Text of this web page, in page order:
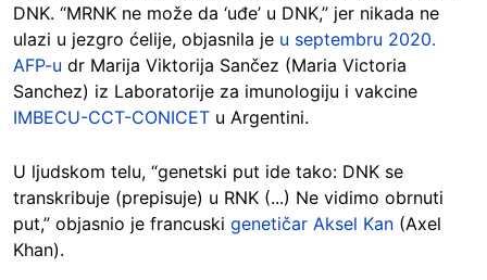
DNK. “​​MRNK ne može da ‘uđe’ u DNK,” jer nikada ne
ulazi u jezgro ćelije, objasnila je u septembru 2020.
AFP-u dr Marija Viktorija Sančez (Maria Victoria
Sanchez) iz Laboratorije za imunologiju i vakcine
IMBECU-CCT-CONICET u Argentini.
U ljudskom telu, “genetski put ide tako: DNK se
transkribuje (prepisuje) u RNK (...) Ne vidimo obrnuti
put,” objasnio je francuski genetičar Aksel Kan (Axel
Khan).